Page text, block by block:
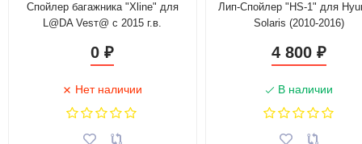
Спойлер багажника "Xline" для
L@DA Vesт@ c 2015 г.в.
0₽
Нет наличии
Лип-Спойлер "HS-1" для
Solaris (2010-2016)
4 800₽
В наличии